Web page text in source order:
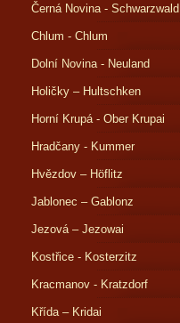
Černá Novina - Schwarzwald
Chlum - Chlum
Dolní Novina - Neuland
Holičky – Hultschken
Horní Krupá - Ober Krupai
Hradčany - Kummer
Hvězdov – Höflitz
Jablonec – Gablonz
Jezová – Jezowai
Kostřice - Kosterzitz
Kracmanov - Kratzdorf
Křída – Kridai